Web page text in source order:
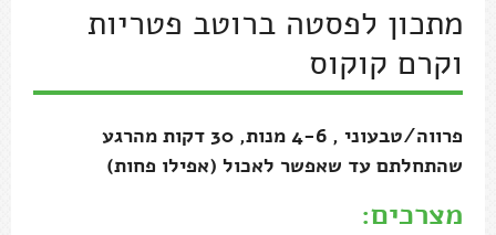
מתכון לפסטה ברוטב פטריות
וקרם קוקוס
פרווה/טבעוני , 4-6 מנות, 30 דקות מהרגע
שהתחלתם עד שאפשר לאכול (אפילו פחות)
מצרכים: